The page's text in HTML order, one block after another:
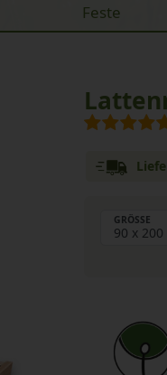
Feste
GRÖSSE